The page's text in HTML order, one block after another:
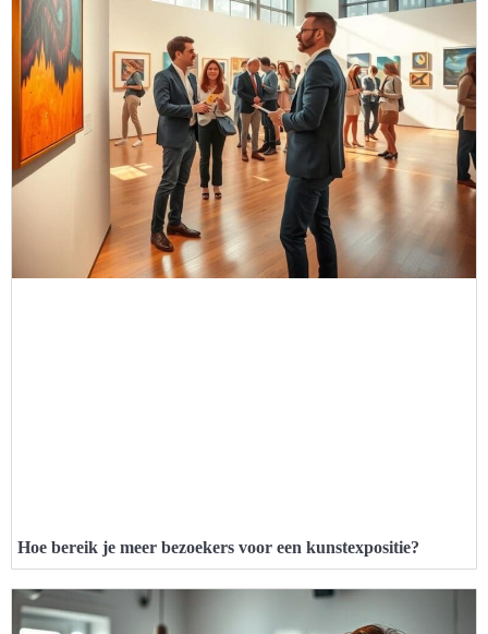
Hoe bereik je meer bezoekers voor een kunstexpositie?